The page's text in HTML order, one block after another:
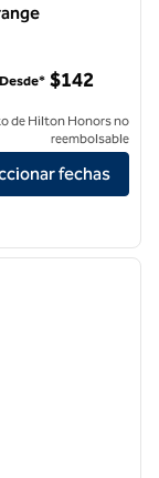
Cypress Orange
Desde* $142
de Hilton Honors no
reembolsable
fechas